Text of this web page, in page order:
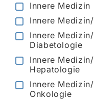
Innere Medizin
Innere
Innere
Diabetologie
Innere
Hepatologie
Innere
Onkologie